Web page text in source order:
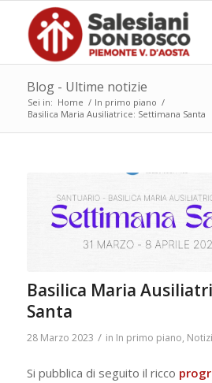
Blog - Ultime notizie
Sei in: Home / In primo piano /
Basilica Maria Ausiliatrice: Settimana Santa
Basilica Maria
Santa
28 Marzo 2023 / in In primo piano,
Si pubblica di seguito il ricco